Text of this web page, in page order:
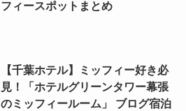
フィースポットまとめ
【千葉ホテル】ミッフィー好き必
見！「ホテルグリーンタワー幕張
のミッフィールーム」 ブログ宿泊